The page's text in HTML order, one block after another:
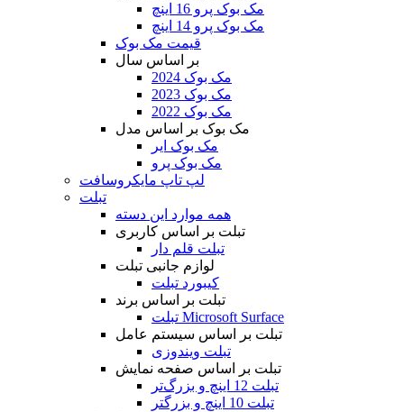
مک بوک پرو 16 اینچ
مک بوک پرو 14 اینچ
قیمت مک بوک
بر اساس سال
مک بوک 2024
مک بوک 2023
مک بوک 2022
مک بوک بر اساس مدل
مک بوک ایر
مک بوک پرو
لپ تاپ مایکروسافت
تبلت
همه موارد این دسته
تبلت بر اساس کاربری
تبلت قلم دار
لوازم جانبی تبلت
کیبورد تبلت
تبلت بر اساس برند
تبلت Microsoft Surface
تبلت بر اساس سیستم عامل
تبلت ویندوزی
تبلت بر اساس صفحه نمایش
تبلت 12 اینچ و بزرگ‌تر
تبلت 10 اینچ و بزرگتر